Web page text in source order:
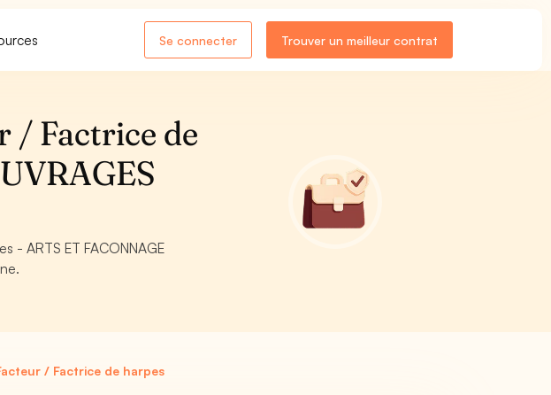
Se connecter Trouver un meilleur contrat
/ Factrice de
- ARTS ET FACONNAGE
/ Factrice de harpes